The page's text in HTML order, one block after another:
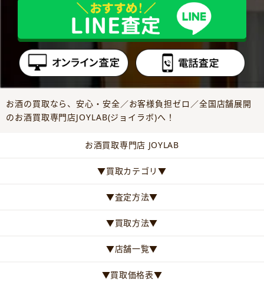
お酒の買取なら、安心・安全／お客様負担ゼロ／全国店舗展開
のお酒買取専門店JOYLAB(ジョイラボ)へ！
お酒買取専門店 JOYLAB
▼買取カテゴリ▼
▼査定方法▼
▼買取方法▼
▼店舗一覧▼
▼買取価格表▼